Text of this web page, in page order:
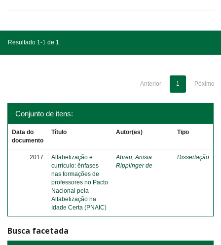
Resultado 1-1 de 1.
Anterior 1 Póximo
Conjunto de itens:
Data do
documento
Título Autor(es) Tipo
2017
Alfabetização e
currículo: ênfases
nas formações de
professores no Pacto
Nacional pela
Alfabetização na
Idade Certa (PNAIC)
Abreu, Anisia
Ripplinger de
Dissertação
Busca facetada